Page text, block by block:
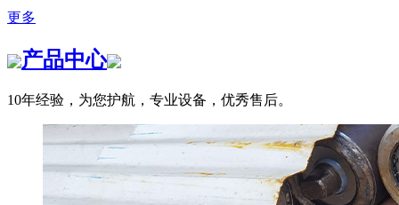
更多
产品中心
10年经验，为您护航，专业设备，优秀售后。